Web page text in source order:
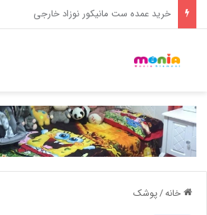
خرید شامپو سر و بدن 500 میل کودک موستلا
خانه/پوشک